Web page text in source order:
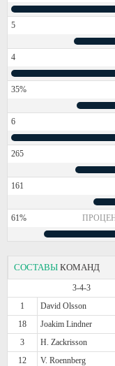
5
4
35%
6
265
161
61%
СОСТАВЫ КОМАНД
3-4-3
1
David Olsson
18
Joakim Lindner
3
H. Zackrisson
12
V. Roennberg